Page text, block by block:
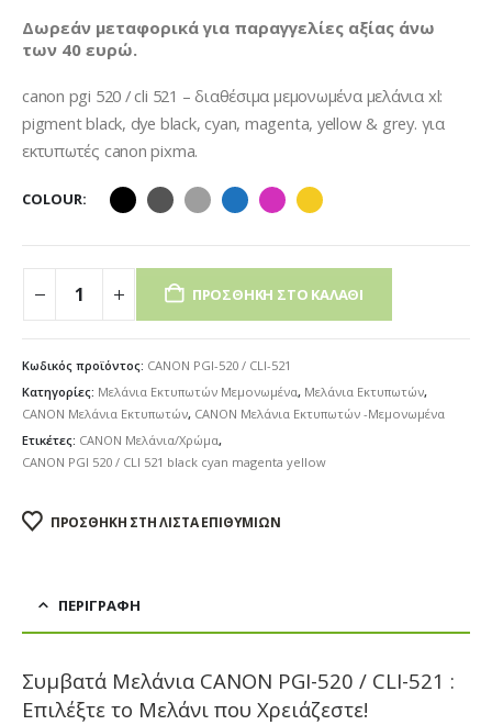
€2.90
€3.00
Δωρεάν μεταφορικά για παραγγελίες αξίας άνω
των 40 ευρώ.
canon pgi 520 / cli 521 – διαθέσιμα μεμονωμένα μελάνια xl:
pigment black, dye black, cyan, magenta, yellow & grey. για
εκτυπωτές canon pixma.
COLOUR
ΠΡΟΣΘΉΚΗ ΣΤΟ ΚΑΛΆΘΙ
Κωδικός προϊόντος: CANON PGI-520 / CLI-521
Κατηγορίες: Μελάνια Εκτυπωτών Μεμονωμένα, Μελάνια Εκτυπωτών,
CANON Μελάνια Εκτυπωτών, CANON Μελάνια Εκτυπωτών -Μεμονωμένα
Ετικέτες: CANON Μελάνια/Χρώμα,
CANON PGI 520 / CLI 521 black cyan magenta yellow
ΠΡΟΣΘΉΚΗ ΣΤΗ ΛΊΣΤΑ ΕΠΙΘΥΜΙΏΝ
ΠΕΡΙΓΡΑΦΉ
Συμβατά Μελάνια CANON PGI-520 / CLI-521 :
Επιλέξτε το Μελάνι που Χρειάζεστε!